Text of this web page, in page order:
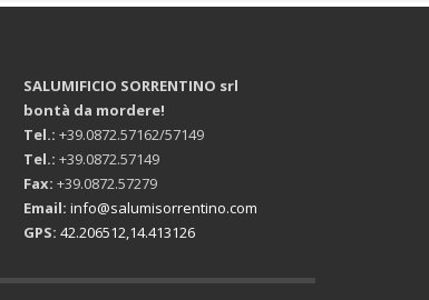
SALUMIFICIO SORRENTINO srl
bontà da mordere!
Tel.: +39.0872.57162/57149
Tel.: +39.0872.57149
Fax: +39.0872.57279
Email: info@salumisorrentino.com
GPS: 42.206512,14.413126